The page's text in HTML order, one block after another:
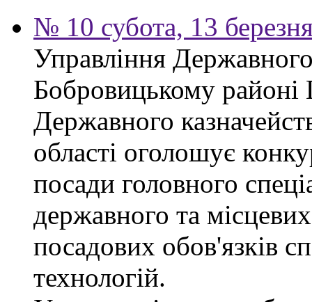
№ 10 субота, 13
Управління
Бобровицькому районі
Державного
області оголошує
посади головного
державного та
посадових обов'язків
технологій.